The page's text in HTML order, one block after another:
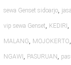
sewa Genset sidoarjo,
vip sewa Genset, KEDIRI ,
MALANG, MOJOKERTO,
NGAWI , PASURUAN ,